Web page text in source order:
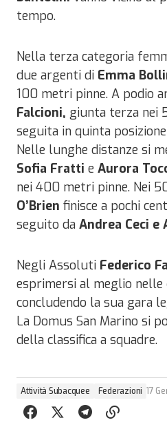
tempo.
Nella terza categoria
due argenti di Emma
100 metri pinne. A podio
Falcioni, giunta terza nei
seguita in quinta
Nelle lunghe distanze si
Sofia Fratti e Aurora
nei 400 metri pinne. Nei
O’Brien finisce a pochi
seguito da Andrea Ceci e
Negli Assoluti Federico
esprimersi al meglio nelle
concludendo la sua gara
La Domus San Marino si
della classifica a squadre.
Attività Subacquee Federazioni 17